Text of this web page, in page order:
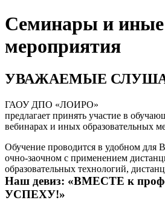
Семинары и иные
мероприятия
УВАЖАЕМЫЕ
ГАОУ ДПО «ЛОИРО»
предлагает принять участие в
вебинарах и иных образовательных
Обучение проводится в удобном для
очно-заочном с применением
образовательных технологий,
Наш девиз: «ВМЕСТЕ к
УСПЕХУ!»